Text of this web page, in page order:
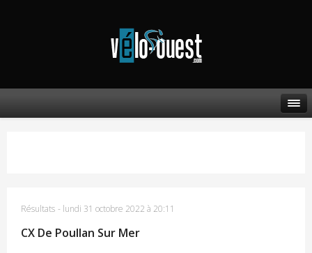
Résultats - lundi 31 octobre 2022 à 20:11
CX De Poullan Sur Mer